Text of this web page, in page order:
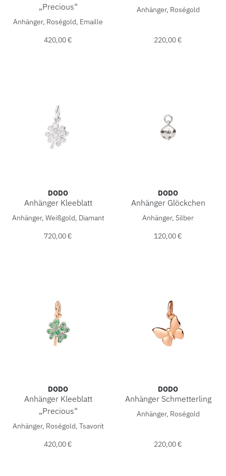
„Precious“
DoDo Anhänger Teddybär „Precious“, Ref: DMB7049-
Anhänger, Roségold, Emaille
420,00 €
DoDo Anhänger Einhorn,
Anhänger, Roségold
220,00 €
DODO
Anhänger Kleeblatt
DoDo Anhänger Kleeblatt, Ref: DMB9036-FOURS-DB0OB,
Anhänger, Weißgold, Diamant
720,00 €
DODO
Anhänger Glöckchen
DoDo Anhänger
Anhänger, Silber
120,00 €
DODO
Anhänger Kleeblatt
„Precious“
DoDo Anhänger Kleeblatt „Precious“, Ref: DMB8008-
Anhänger, Roségold, Tsavorit
420,00 €
DODO
Anhänger Schmetterling
DoDo Anhänger
Anhänger, Roségold
220,00 €